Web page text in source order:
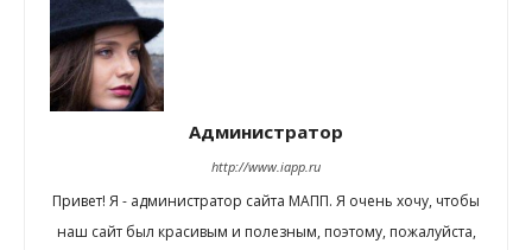
Администратор
http://www.iapp.ru
Привет! Я - администратор сайта МАПП. Я очень хочу, чтобы
наш сайт был красивым и полезным, поэтому, пожалуйста,